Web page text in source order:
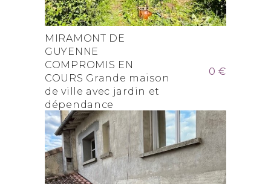
MIRAMONT DE
GUYENNE
COMPROMIS EN
COURS Grande maison
de ville avec jardin et
dépendance
0 €